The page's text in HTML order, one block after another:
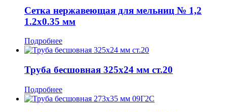
Сетка нержавеющая для мельниц № 1,2
1.2x0.35 мм
Подробнее
Труба бесшовная 325x24 мм ст.20
Подробнее